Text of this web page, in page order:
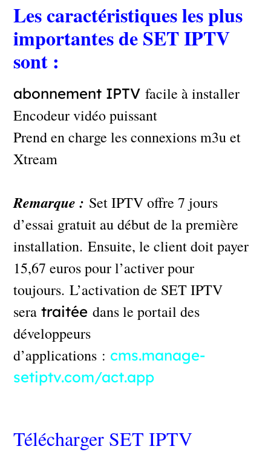
Les caractéristiques les plus
importantes de SET IPTV
sont :
abonnement IPTV facile à installer
Encodeur vidéo puissant
Prend en charge les connexions m3u et
Xtream
Remarque : Set IPTV offre 7 jours
d’essai gratuit au début de la première
installation. Ensuite, le client doit payer
15,67 euros pour l’activer pour
toujours. L’activation de SET IPTV
sera traitée dans le portail des
développeurs
d’applications : cms.manage-
setiptv.com/act.app
Télécharger SET IPTV